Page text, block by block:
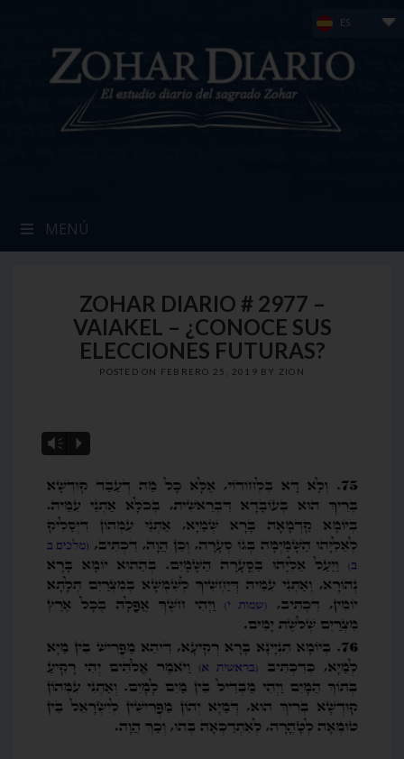
ES
MENÚ
ZOHAR DIARIO # 2977 –
VAIAKEL – ¿CONOCE SUS
ELECCIONES FUTURAS?
POSTED ON FEBRERO 25, 2019 BY ZION
Vm P